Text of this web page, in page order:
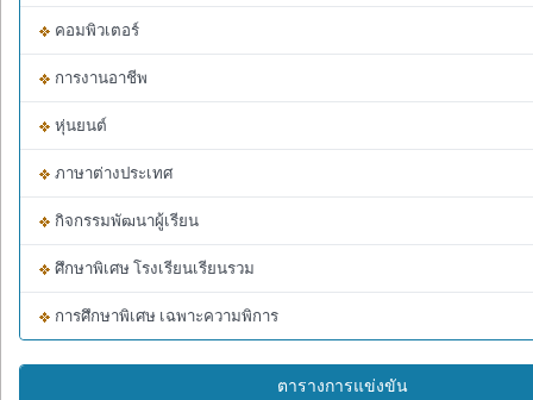
คอมพิวเตอร์
การงานอาชีพ
หุ่นยนต์
ภาษาต่างประเทศ
กิจกรรมพัฒนาผู้เรียน
ศึกษาพิเศษ โรงเรียนเรียนรวม
การศึกษาพิเศษ เฉพาะความพิการ
ตารางการแข่งขัน